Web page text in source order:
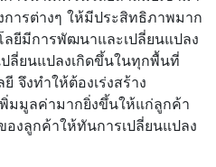
ารต่างๆ ให้มีประสิทธิภาพมาก
ยีมีการพัฒนาและเปลี่ยนแปลง
ปลี่ยนแปลงเกิดขึ้นในทุกพื้นที่
จึงทำให้ต้องเร่งสร้าง
มมูลค่ามากยิ่งขึ้นให้แก่ลูกค้า
งลูกค้าให้ทันการเปลี่ยนแปลง